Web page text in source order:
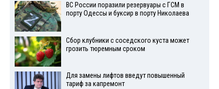
ВС России поразили резервуары с ГСМ в
порту Одессы и буксир в порту Николаева
Сбор клубники с соседского куста может
грозить тюремным сроком
Для замены лифтов введут повышенный
тариф за капремонт